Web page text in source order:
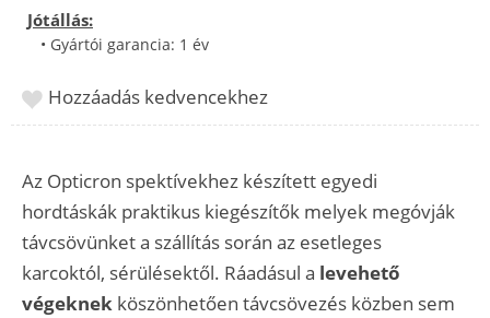
Jótállás:
• Gyártói garancia: 1 év
Hozzáadás kedvencekhez
Az Opticron spektívekhez készített egyedi
hordtáskák praktikus kiegészítők melyek megóvják
távcsövünket a szállítás során az esetleges
karcoktól, sérülésektől. Ráadásul a levehető
végeknek köszönhetően távcsövezés közben sem